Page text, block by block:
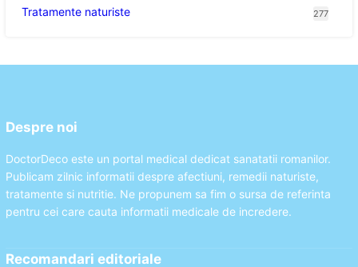
Tratamente naturiste 277
Despre noi
DoctorDeco este un portal medical dedicat sanatatii romanilor.
Publicam zilnic informatii despre afectiuni, remedii naturiste,
tratamente si nutritie. Ne propunem sa fim o sursa de referinta
pentru cei care cauta informatii medicale de incredere.
Recomandari editoriale